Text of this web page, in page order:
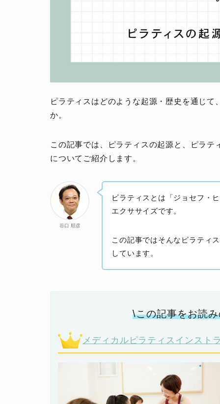
ピラティスはどのような起源・歴史を通じ
か。
この記事では、ピラティスの起源と、ピラ
についてご紹介します。
谷口 順彦
ピラティスとは「ジョセフ・
エクササイズです。
この記事ではそんなピラティ
しています。
\この記事をお読
メディカルピラティスインスト